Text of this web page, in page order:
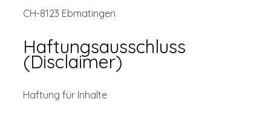
CH-8123 Ebmatingen
Haftungsausschluss
(Disclaimer)
Haftung für Inhalte